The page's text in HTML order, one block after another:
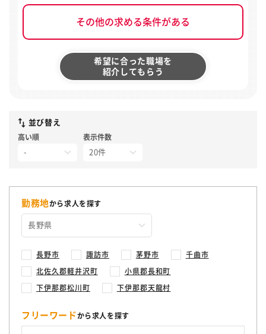
その他の求める条件がある
希望に合った職場を
紹介してもらう
並び替え
高い順 表示件数
勤務地から求人を探す
長野市 諏訪市 茅野市 千曲市
北佐久郡軽井沢町 小県郡長和町
下伊那郡松川町 下伊那郡天龍村
フリーワードから求人を探す